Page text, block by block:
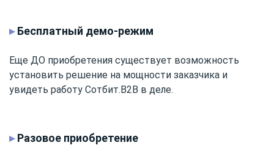
▸Бесплатный демо-режим
Еще ДО приобретения существует возможность
установить решение на мощности заказчика и
увидеть работу Сотбит.B2B в деле.
▸Разовое приобретение